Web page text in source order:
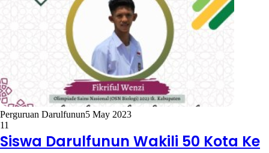
Perguruan Darulfunun5 May 2023
11
Siswa Darulfunun Wakili 50 Kota Ke